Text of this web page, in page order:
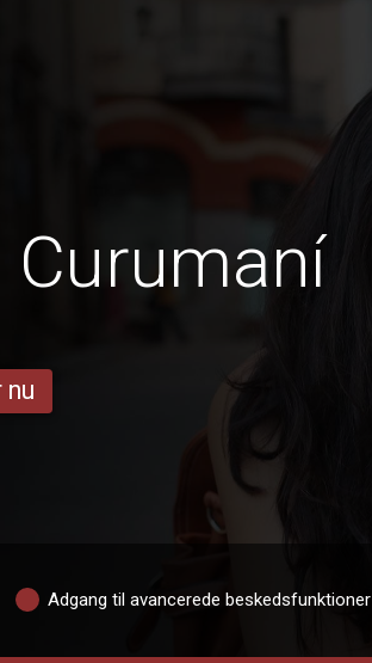
Curumaní
Adgang til avancerede beskedsfunktioner